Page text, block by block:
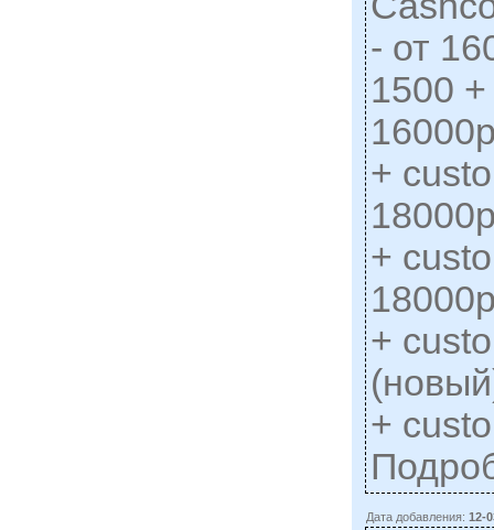
- от
1500
+
+
+
+
Дата добавления:12-